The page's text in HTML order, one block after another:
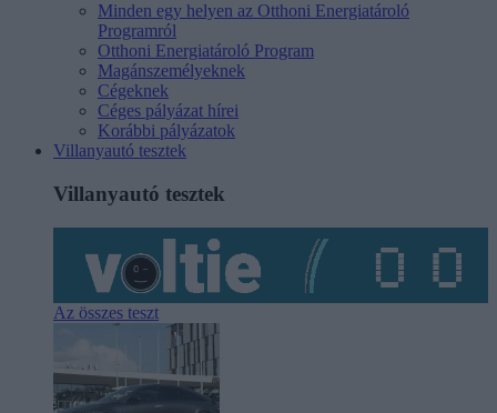
Minden egy helyen az Otthoni Energiatároló
Programról
Otthoni Energiatároló Program
Magánszemélyeknek
Cégeknek
Céges pályázat hírei
Korábbi pályázatok
Villanyautó tesztek
Villanyautó tesztek
Az összes teszt